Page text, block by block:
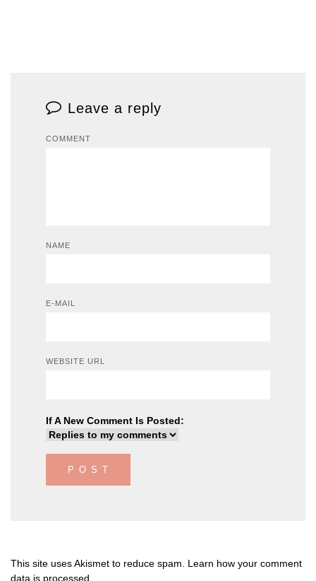
Leave a reply
COMMENT
NAME
E-MAIL
WEBSITE URL
If A New Comment Is Posted:
This site uses Akismet to reduce spam. Learn how your comment
data is processed